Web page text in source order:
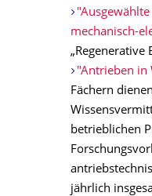
mechanisch-
„Regenerative
"Antrieben in
Fächern
betrieblichen
jährlich